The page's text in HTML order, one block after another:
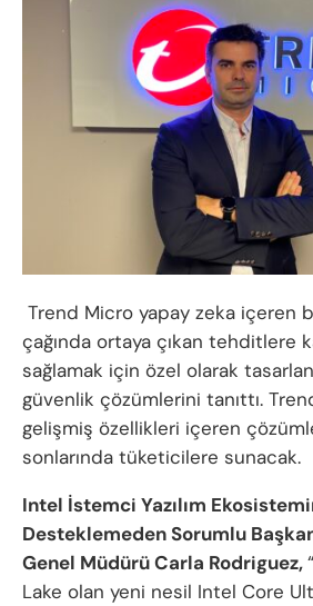
Trend Micro yapay zeka içeren
çağında ortaya çıkan tehditlere
sağlamak için özel olarak
güvenlik çözümlerini tanıttı.
gelişmiş özellikleri içeren
sonlarında tüketicilere sunacak.
Intel İstemci Yazılım
Desteklemeden Sorumlu
Genel Müdürü Carla Rodriguez,
Lake olan yeni nesil Intel Core